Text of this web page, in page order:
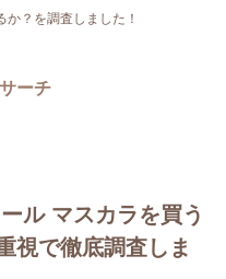
？を調査しました！
ーチ
ル マスカラを買う
視で徹底調査しま